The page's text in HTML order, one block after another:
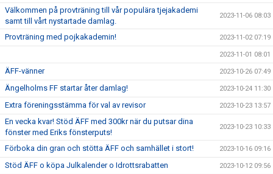
Välkommen på provträning till vår populära tjejakademi
samt till vårt nystartade damlag.
2023-11-06 08:03
Provträning med pojkakademin! 2023-11-02 07:19
2023-11-01 08:01
ÄFF-vänner 2023-10-26 07:49
Ängelholms FF startar åter damlag! 2023-10-24 11:30
Extra föreningsstämma för val av revisor 2023-10-23 13:57
En vecka kvar! Stöd ÄFF med 300kr när du putsar dina
fönster med Eriks fönsterputs!
2023-10-23 10:33
Förboka din gran och stötta ÄFF och samhället i stort! 2023-10-16 09:16
Stöd ÄFF o köpa Julkalender o Idrottsrabatten 2023-10-12 09:56